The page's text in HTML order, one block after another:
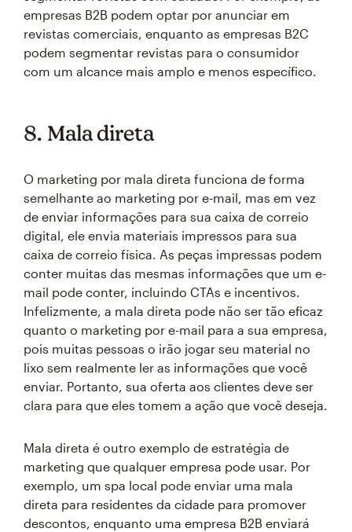
empresas B2B podem optar por anunciar em
revistas comerciais, enquanto as empresas B2C
podem segmentar revistas para o consumidor
com um alcance mais amplo e menos específico.
8. Mala direta
O marketing por mala direta funciona de forma
semelhante ao marketing por e-mail, mas em vez
de enviar informações para sua caixa de correio
digital, ele envia materiais impressos para sua
caixa de correio física. As peças impressas podem
conter muitas das mesmas informações que um e-
mail pode conter, incluindo CTAs e incentivos.
Infelizmente, a mala direta pode não ser tão eficaz
quanto o marketing por e-mail para a sua empresa,
pois muitas pessoas o irão jogar seu material no
lixo sem realmente ler as informações que você
enviar. Portanto, sua oferta aos clientes deve ser
clara para que eles tomem a ação que você deseja.
Mala direta é outro exemplo de estratégia de
marketing que qualquer empresa pode usar. Por
exemplo, um spa local pode enviar uma mala
direta para residentes da cidade para promover
descontos, enquanto uma empresa B2B enviará